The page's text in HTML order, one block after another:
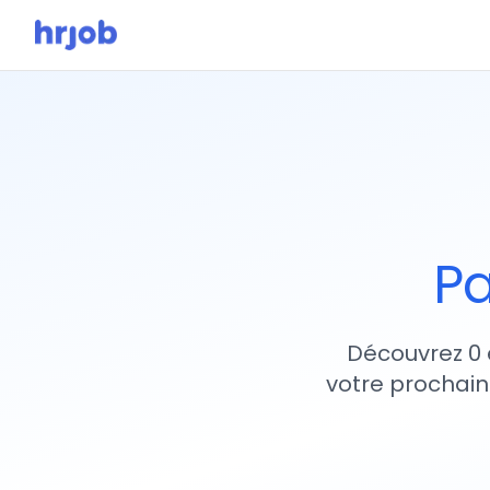
Découvrez
votre